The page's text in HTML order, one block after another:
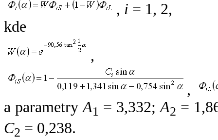
, i = 1, 2,
kde
,
,
a parametryA1 = 3,332;A2 =
C2 = 0,238.